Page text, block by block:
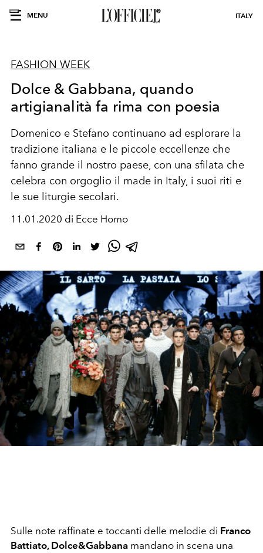
MENU ITALY
FASHION WEEK
Dolce & Gabbana, quando
artigianalità fa rima con poesia
Domenico e Stefano continuano ad esplorare la
tradizione italiana e le piccole eccellenze che
fanno grande il nostro paese, con una sfilata che
celebra con orgoglio il made in Italy, i suoi riti e
le sue liturgie secolari.
11.01.2020 di Ecce Homo
Sulle note raffinate e toccanti delle melodie di Franco
Battiato, Dolce&Gabbana mandano in scena una